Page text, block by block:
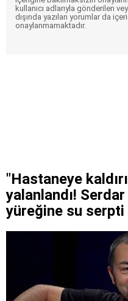
kullanıcı adlarıyla gönderilen
dışında yazılan yorumlar da
onaylanmamaktadır.
"Hastaneye
yalanlandı!
yüreğine su serpti